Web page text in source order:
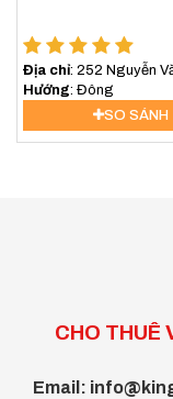
Địa chỉ: 252 Nguyễn
An Khánh, Hồ Chí Minh,
Hướng : Đông
SO SÁNH
CHO THUÊ
Email: